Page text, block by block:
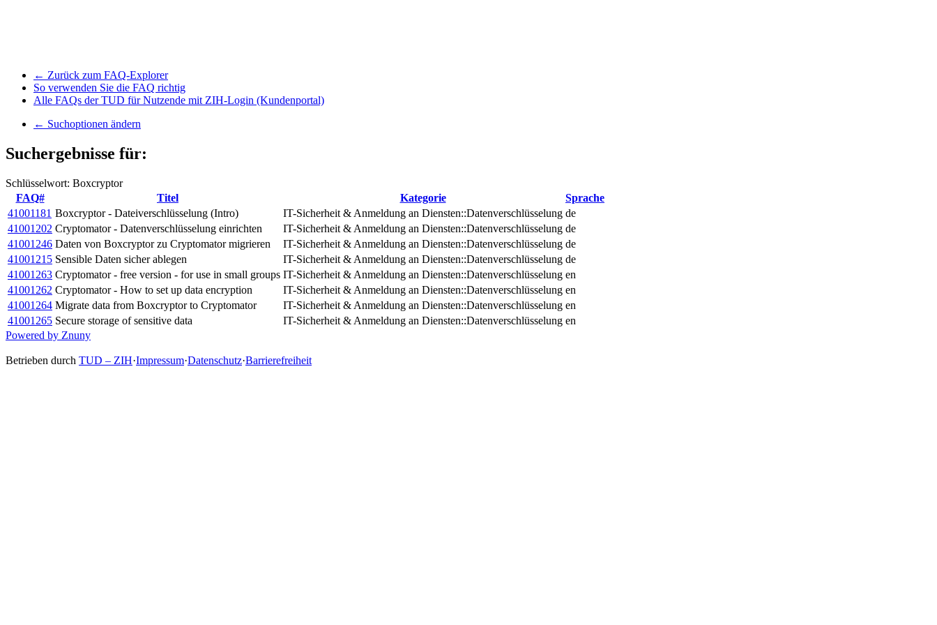
← Zurück zum FAQ-Explorer
So verwenden Sie die FAQ richtig
Alle FAQs der TUD für Nutzende mit ZIH-Login (Kundenportal)
← Suchoptionen ändern
Suchergebnisse für:
Schlüsselwort: Boxcryptor
FAQ#
Titel Kategorie
Sprache
41001181 Boxcryptor - Dateiverschlüsselung (Intro) IT-Sicherheit & Anmeldung an Diensten::Datenverschlüsselung de
41001202 Cryptomator - Datenverschlüsselung einrichten IT-Sicherheit & Anmeldung an Diensten::Datenverschlüsselung de
41001246 Daten von Boxcryptor zu Cryptomator migrieren IT-Sicherheit & Anmeldung an Diensten::Datenverschlüsselung de
41001215 Sensible Daten sicher ablegen IT-Sicherheit & Anmeldung an Diensten::Datenverschlüsselung de
41001263 Cryptomator - free version - for use in small groups IT-Sicherheit & Anmeldung an Diensten::Datenverschlüsselung en
41001262 Cryptomator - How to set up data encryption IT-Sicherheit & Anmeldung an Diensten::Datenverschlüsselung en
41001264 Migrate data from Boxcryptor to Cryptomator IT-Sicherheit & Anmeldung an Diensten::Datenverschlüsselung en
41001265 Secure storage of sensitive data IT-Sicherheit & Anmeldung an Diensten::Datenverschlüsselung en
Powered by Znuny
Betrieben durch TUD – ZIH·Impressum·Datenschutz·Barrierefreiheit